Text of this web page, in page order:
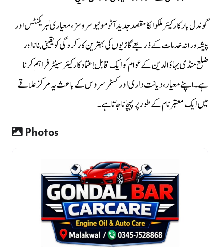
گوندل بار کار کیئر ملکوالکا مقصد جدید آٹو موٹیو سروسز، معیاری لبریکنٹس اور
پیشہ ورانہ خدمات کے ذریعے گاڑیوں کی بہترین کارکردگی کو یقینی بنانا اور
ضلع منڈی بہاؤالدین کے عوام کو ایک قابلِ اعتماد کار کیئر سینٹر فراہم کرنا
ہے۔ اپنے معیار، دیانت داری اور کسٹمر سروس کے باعث یہ مرکز علاقے
میں ایک معتبر نام کے طور پر پہچانا جاتا ہے۔
Photos